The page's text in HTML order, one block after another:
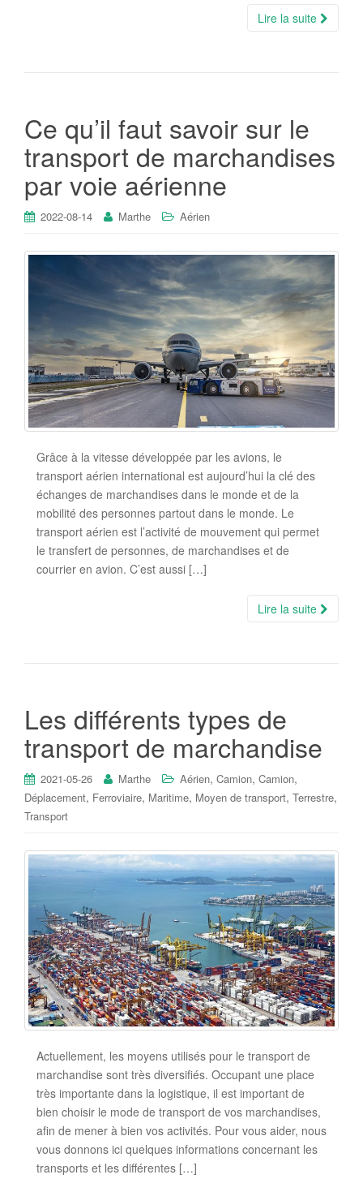
Lire la suite
Ce qu’il faut savoir sur le
transport de marchandises
par voie aérienne
2022-08-14 Marthe Aérien
Grâce à la vitesse développée par les avions, le
transport aérien international est aujourd’hui la clé des
échanges de marchandises dans le monde et de la
mobilité des personnes partout dans le monde. Le
transport aérien est l’activité de mouvement qui permet
le transfert de personnes, de marchandises et de
courrier en avion. C’est aussi […]
Lire la suite
Les différents types de
transport de marchandise
2021-05-26 Marthe Aérien, Camion, Camion,
Déplacement, Ferroviaire, Maritime, Moyen de transport, Terrestre,
Transport
Actuellement, les moyens utilisés pour le transport de
marchandise sont très diversifiés. Occupant une place
très importante dans la logistique, il est important de
bien choisir le mode de transport de vos marchandises,
afin de mener à bien vos activités. Pour vous aider, nous
vous donnons ici quelques informations concernant les
transports et les différentes […]